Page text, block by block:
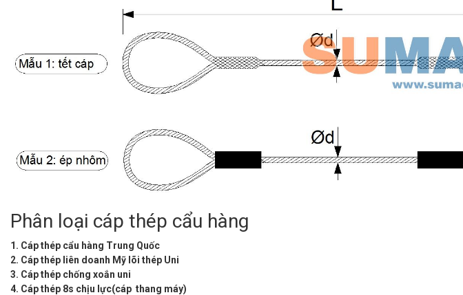
Phân loại cáp thép cẩu hàng
1. Cáp thép cẩu hàng Trung Quốc
2. Cáp thép liên doanh Mỹ lõi thép Uni
3. Cáp thép chống xoắn uni
4. Cáp thép 8s chịu lực(cáp thang máy)